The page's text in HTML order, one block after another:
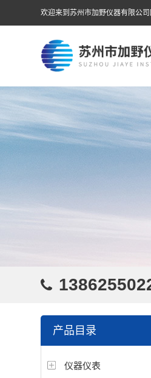
欢迎来到苏州市加野仪器有限公司
产品目录
仪器仪表